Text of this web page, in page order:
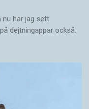
nu har jag sett
dejtningappar också.